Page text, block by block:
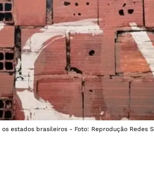
estados brasileiros - Foto: Reprodução Redes